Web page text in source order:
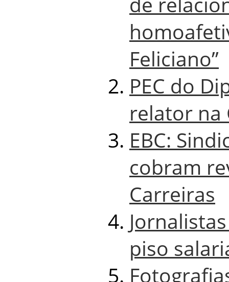
Feliciano”
PEC do
relator na
EBC:
cobram
Carreiras
piso